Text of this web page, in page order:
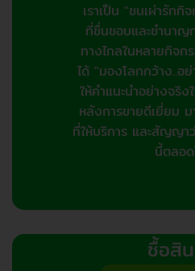
เราเป็น "ชนเผ่ารักกิ
ที่ชื่นชอบและชำนาญ
ทางไกลในหลายกิจก
ได้ "มองโลกกว้าง..อ
ให้คำแนะนำอย่างจริง
หลังการขายดีเยี่ยม
ที่ให้บริการ และสัญญา
นี้ตลอด
ซื้อสิ